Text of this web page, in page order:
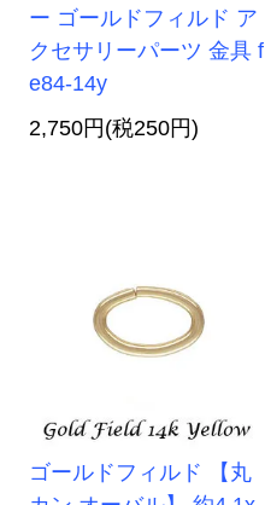
ー ゴールドフィルド ア
クセサリーパーツ 金具 f
e84-14y
2,750円(税250円)
ゴールドフィルド 【丸